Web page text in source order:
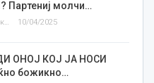
Партениј молчи…
Мартин Богатиноски 10/04/2025
ОНОЈ КОЈ ЈА НОСИ
божикно…